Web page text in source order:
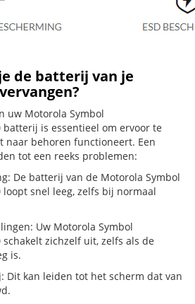
de batterij van je
uw Motorola Symbol
batterij is essentieel om ervoor te
naar behoren functioneert. Een
tot een reeks problemen:
De batterij van de Motorola Symbol
loopt snel leeg, zelfs bij normaal
Uw Motorola Symbol
schakelt zichzelf uit, zelfs als de
is.
Dit kan leiden tot het scherm dat van